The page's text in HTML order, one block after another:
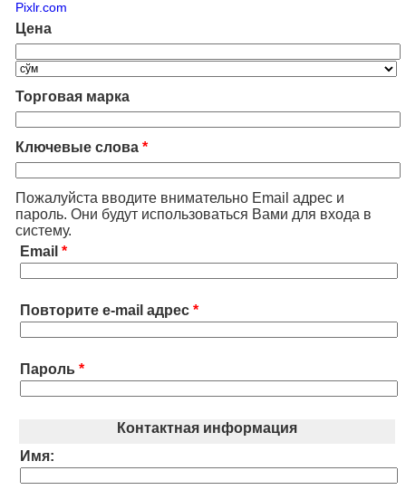
Pixlr.com
Цена
Торговая марка
Ключевые слова *
Пожалуйста вводите внимательно Email адрес и
пароль. Они будут использоваться Вами для входа в
систему.
Email *
Повторите e-mail адрес *
Пароль *
Контактная информация
Имя: